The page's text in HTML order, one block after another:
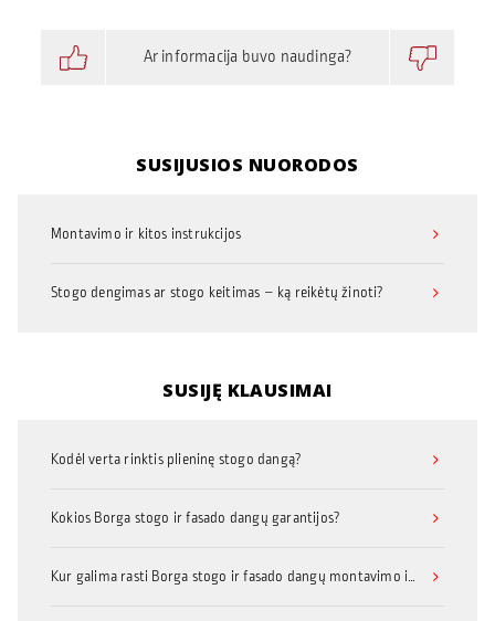
Ar informacija buvo naudinga?
SUSIJUSIOS NUORODOS
Montavimo ir kitos instrukcijos
Stogo dengimas ar stogo keitimas – ką reikėtų žinoti?
SUSIJĘ KLAUSIMAI
Kodėl verta rinktis plieninę stogo dangą?
Kokios Borga stogo ir fasado dangų garantijos?
Kur galima rasti Borga stogo ir fasado dangų montavimo instrukcijas?